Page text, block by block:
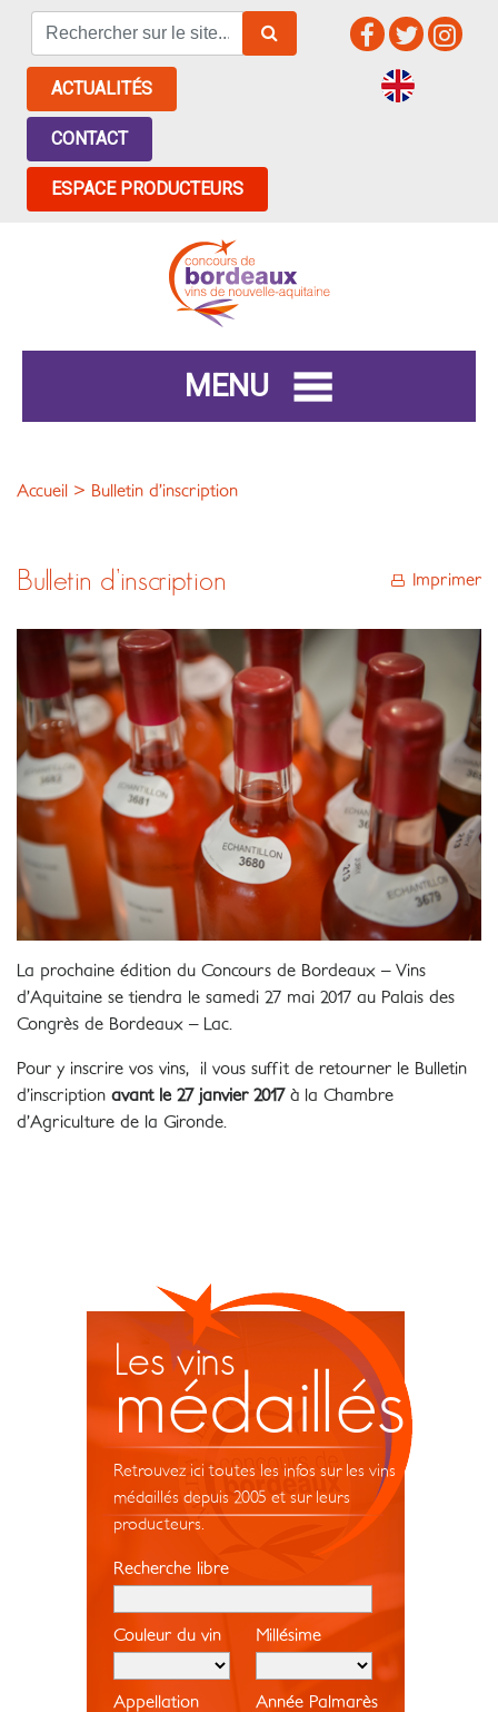
ACTUALITÉS
CONTACT
ESPACE PRODUCTEURS
MENU
Accueil > Bulletin d’inscription
Imprimer
Bulletin d’inscription
La prochaine édition du Concours de Bordeaux – Vins
d’Aquitaine se tiendra le samedi 27 mai 2017 au Palais des
Congrès de Bordeaux – Lac.
Pour y inscrire vos vins, il vous suffit de retourner le Bulletin
d’inscription avant le 27 janvier 2017à la Chambre
d’Agriculture de la Gironde.
Les vins
médaillés
Retrouvez ici toutes les infos sur les vins
médaillés depuis 2005 et sur leurs
producteurs.
Recherche libre
Couleur du vin Millésime
Appellation Année Palmarès